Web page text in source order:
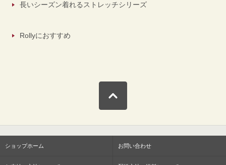
長いシーズン着れるストレッチシリーズ
Rollyにおすすめ
ショップホーム お問い合わせ